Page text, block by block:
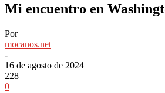
Mi encuentro en
Por
mocanos.net
-
16 de agosto de 2024
228
0